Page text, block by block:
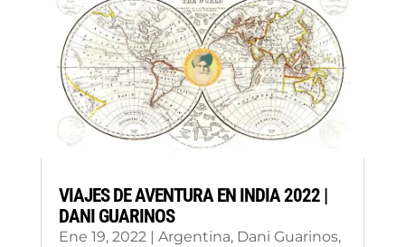
VIAJES DE AVENTURA EN INDIA 2022 |
DANI GUARINOS
Ene 19, 2022| Argentina, Dani Guarinos,